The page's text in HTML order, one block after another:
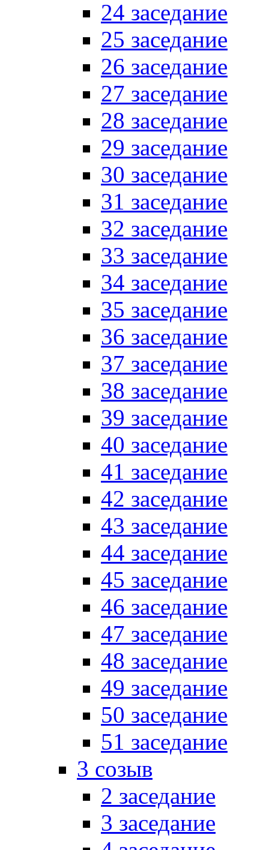
24 заседание
25 заседание
26 заседание
27 заседание
28 заседание
29 заседание
30 заседание
31 заседание
32 заседание
33 заседание
34 заседание
35 заседание
36 заседание
37 заседание
38 заседание
39 заседание
40 заседание
41 заседание
42 заседание
43 заседание
44 заседание
45 заседание
46 заседание
47 заседание
48 заседание
49 заседание
50 заседание
51 заседание
3 созыв
2 заседание
3 заседание